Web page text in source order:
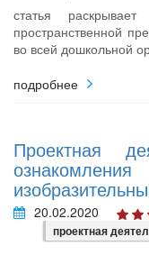
статья
пространственной
во всей дошкольной
подробнее
Проектная
20.02.2020
проектная